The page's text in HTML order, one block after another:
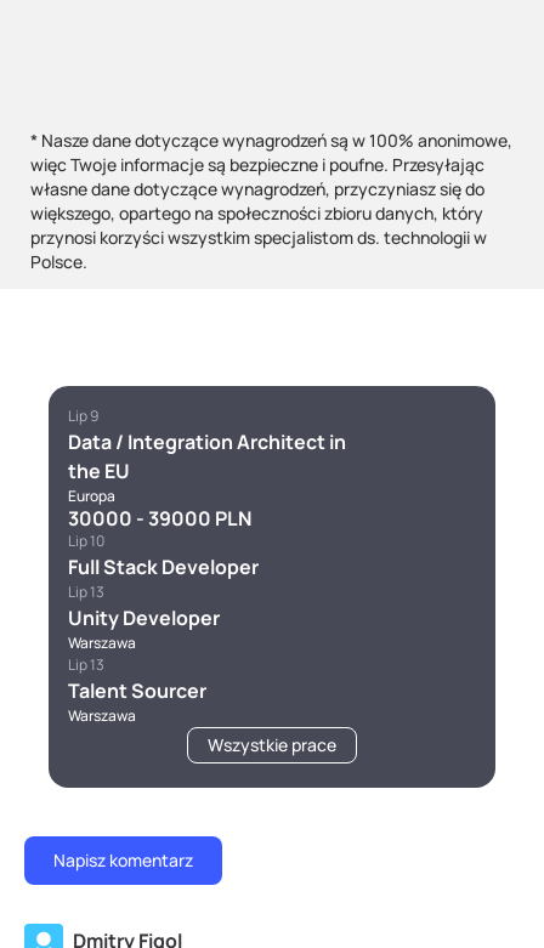
* Nasze dane dotyczące wynagrodzeń są w 100% anonimowe,
więc Twoje informacje są bezpieczne i poufne. Przesyłając
własne dane dotyczące wynagrodzeń, przyczyniasz się do
większego, opartego na społeczności zbioru danych, który
przynosi korzyści wszystkim specjalistom ds. technologii w
Polsce.
Lip 9
Data / Integration Architect in
the EU
Europa
30000 - 39000 PLN
Lip 10
Full Stack Developer
Lip 13
Unity Developer
Warszawa
Lip 13
Talent Sourcer
Warszawa
Wszystkie prace
Dmitry Figol